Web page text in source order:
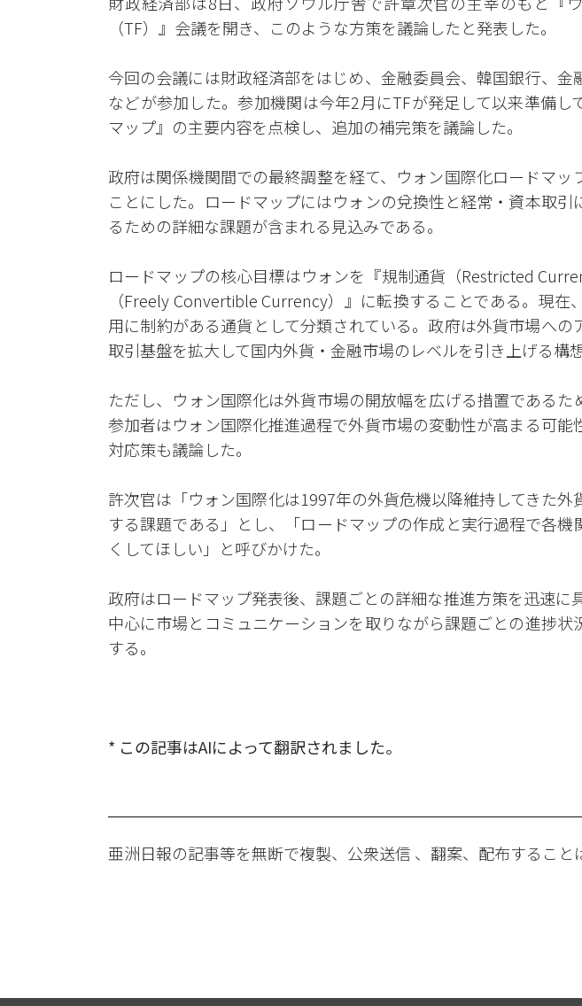
（TF）』会議を開き、このような方策を議論したと発表した。
今回の会議には財政経済部をはじめ、金融委員会、韓国銀行、
などが参加した。参加機関は今年2月にTFが発足して以来準備し
マップ』の主要内容を点検し、追加の補完策を議論した。
政府は関係機関間での最終調整を経て、ウォン国際化ロードマッ
ことにした。ロードマップにはウォンの兌換性と経常・資本取引
るための詳細な課題が含まれる見込みである。
ロードマップの核心目標はウォンを『規制通貨（Restricted
（Freely Convertible Currency）』に転換することである。現在
用に制約がある通貨として分類されている。政府は外貨市場への
取引基盤を拡大して国内外貨・金融市場のレベルを引き上げる構想
ただし、ウォン国際化は外貨市場の開放幅を広げる措置であるた
参加者はウォン国際化推進過程で外貨市場の変動性が高まる可能
対応策も議論した。
許次官は「ウォン国際化は1997年の外貨危機以降維持してきた
する課題である」とし、「ロードマップの作成と実行過程で各
くしてほしい」と呼びかけた。
政府はロードマップ発表後、課題ごとの詳細な推進方策を迅速に
中心に市場とコミュニケーションを取りながら課題ごとの進捗状
する。
* この記事はAIによって翻訳されました。
亜洲日報の記事等を無断で複製、公衆送信 、翻案、配布すること